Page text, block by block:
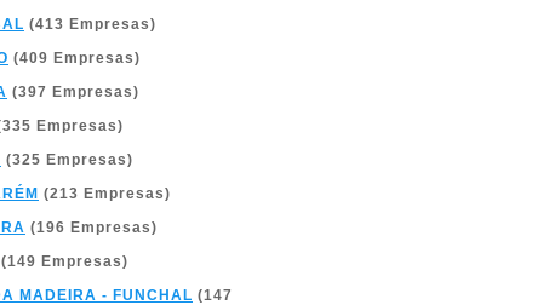
(413 Empresas)
(409 Empresas)
(397 Empresas)
Empresas)
(325 Empresas)
(213 Empresas)
(196 Empresas)
Empresas)
MADEIRA - FUNCHAL (147